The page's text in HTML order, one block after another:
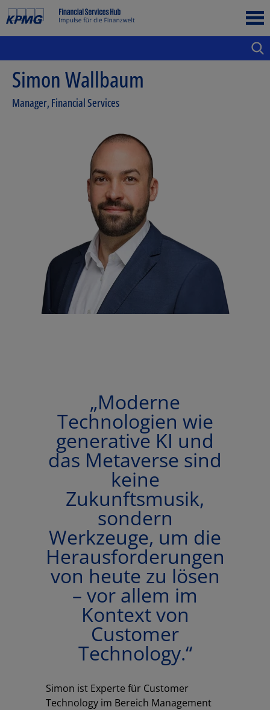
Simon Wallbaum
Manager, Financial Services
„Moderne
Technologien wie
generative KI und
das Metaverse sind
keine
Zukunftsmusik,
sondern
Werkzeuge, um die
Herausforderungen
von heute zu lösen
– vor allem im
Kontext von
Customer
Technology.“
Simon ist Experte für Customer
Technology im Bereich Management